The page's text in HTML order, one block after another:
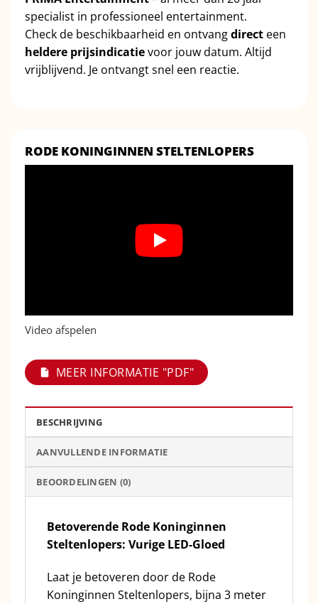
specialist in professioneel entertainment.
Check de beschikbaarheid en ontvangdirect een
heldere prijsindicatievoor jouw datum. Altijd
vrijblijvend. Je ontvangt snel een reactie.
RODE KONINGINNEN STELTENLOPERS
Video afspelen
MEER INFORMATIE "PDF"
BESCHRIJVING
AANVULLENDE INFORMATIE
BEOORDELINGEN (0)
Betoverende Rode Koninginnen
Steltenlopers: Vurige LED-Gloed
Laat je betoveren door de Rode
Koninginnen Steltenlopers, bijna 3 meter